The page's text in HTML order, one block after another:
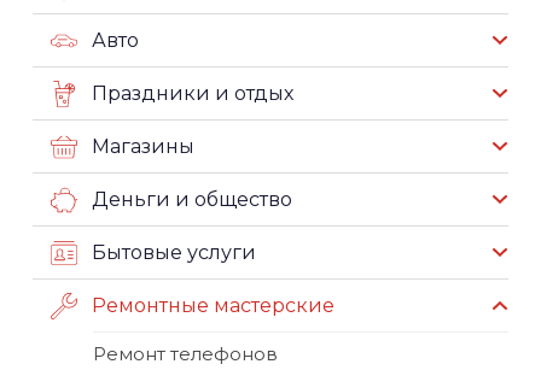
Авто
Праздники и отдых
Магазины
Деньги и общество
Бытовые услуги
Ремонтные мастерские
Ремонт телефонов